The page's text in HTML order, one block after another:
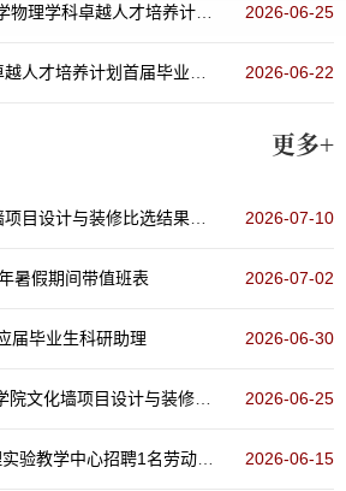
2026-06-25
2026-06-22
更多+
2026-07-10
暑假期间带值班表 2026-07-02
届毕业生科研助理 2026-06-30
化墙项目设计与装修比选公告 2026-06-25
2026-06-15